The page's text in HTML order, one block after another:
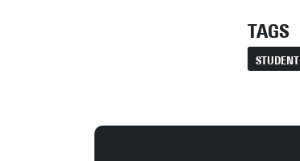
TAGS
STUDENT